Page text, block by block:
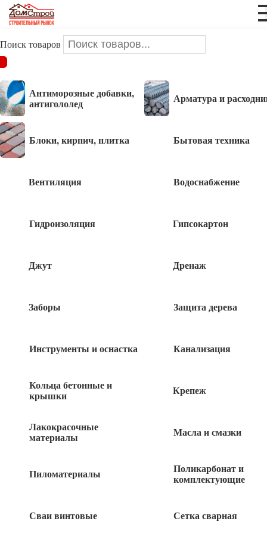
Поиск товаров
Антиморозные добавки,
антигололед Арматура и
Блоки, кирпич, плитка Бытовая техника
Вентиляция Водоснабжение
Гидроизоляция Гипсокартон
Джут Дренаж
Заборы Защита дерева
Инструменты и оснастка Канализация
Кольца бетонные и
крышки Крепеж
Лакокрасочные
материалы Масла и смазки
Пиломатериалы Поликарбонат и
комплектующие
Сваи винтовые Сетка сварная
ДОМСТРОЙ /Защита дерева/Древосепт
Древосепт
Товаров, соответствующих вашему запросу, не обнаружено.
Оставьте
исключительно информационный характер и ни при каких
обстоятельствах не является публичной офертой,